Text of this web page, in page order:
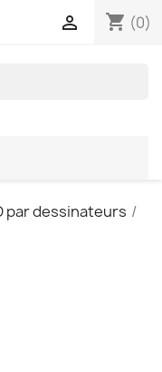
shopping_cart (0)

par dessinateurs